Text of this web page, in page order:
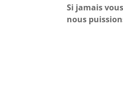
Si jamais
nous